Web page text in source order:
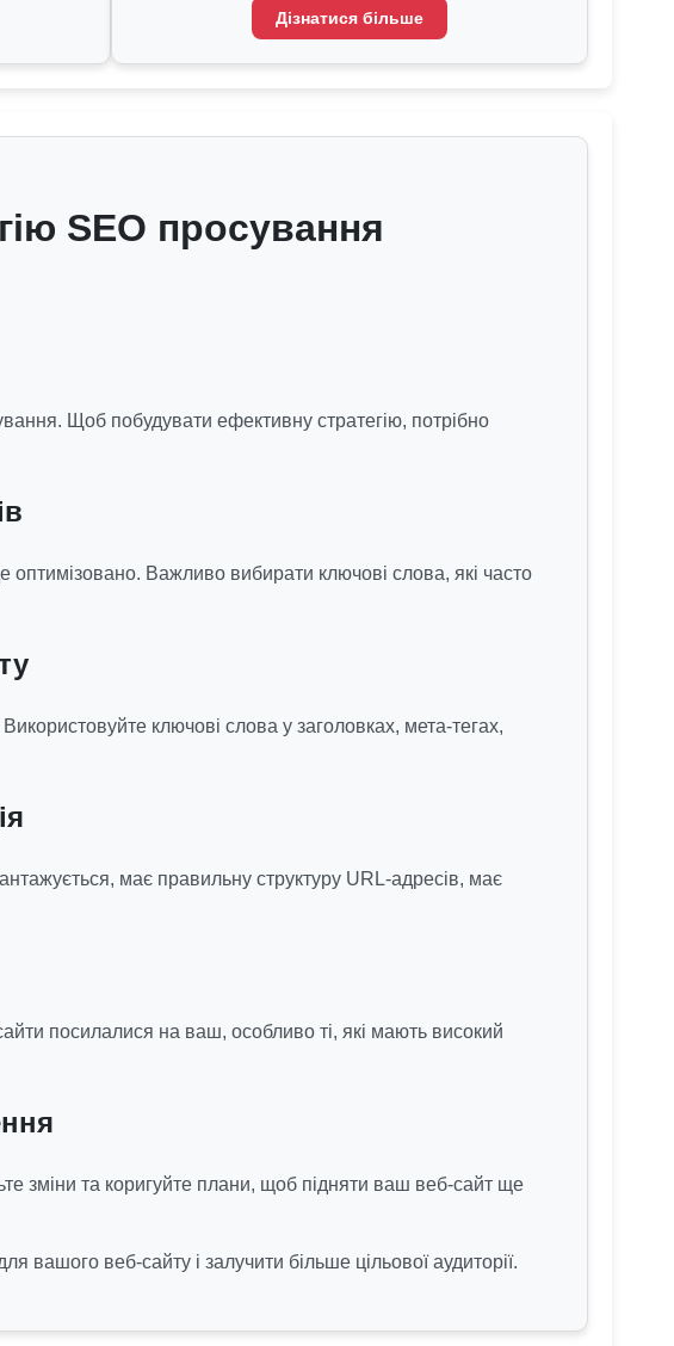
Дізнатися більше
SEO просування
Щоб побудувати ефективну стратегію, потрібно
оптимізовано. Важливо вибирати ключові слова, які часто
ключові слова у заголовках, мета-тегах,
має правильну структуру URL-адресів, має
посилалися на ваш, особливо ті, які мають високий
зміни та коригуйте плани, щоб підняти ваш веб-сайт ще
веб-сайту і залучити більше цільової аудиторії.